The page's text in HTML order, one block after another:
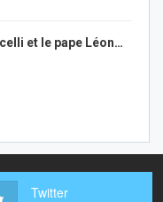
et le pape Léon…
Twitter